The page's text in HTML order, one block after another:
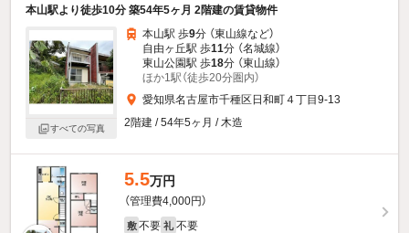
本山駅より徒歩10分 築54年5ヶ月 2階建の賃貸物件
すべての写真
本山駅 歩9分 （東山線など）
自由ヶ丘駅 歩11分 （名城線）
東山公園駅 歩18分 （東山線）
ほか1駅（徒歩20分圏内）
愛知県名古屋市千種区日和町４丁目9-13
2階建 / 54年5ヶ月 / 木造
5.5万円
（管理費4,000円）
敷 不要 礼 不要